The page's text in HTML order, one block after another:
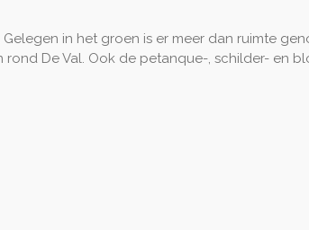
in het groen is er meer dan ruimte
De Val. Ook de petanque-, schilder- en